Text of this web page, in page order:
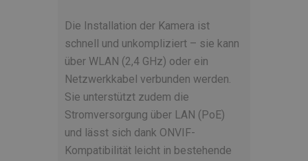
Die Installation der Kamera ist
schnell und unkompliziert – sie kann
über WLAN (2,4 GHz) oder ein
Netzwerkkabel verbunden werden.
Sie unterstützt zudem die
Stromversorgung über LAN (PoE)
und lässt sich dank ONVIF-
Kompatibilität leicht in bestehende